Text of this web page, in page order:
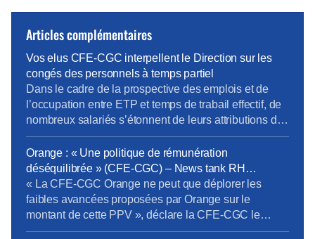
Articles complémentaires
Vos elus CFE-CGC interpellent le Direction sur les
congés des personnels à temps partiel
Dans le cadre de la prospective des emplois et de
l’occupation entre ETP et temps de trabail effectif, de
nombreux salariés s’étonnent de leurs attributions de
jour de congés. En effet pour pouvoir passer en temps
partiel, il est important d’en connaître toutes les règles
RH notamment les conséquences sur la paye, les
ICPC, la […]
Orange : « Une politique de rémunération
déséquilibrée » (CFE-CGC) – News tank RH
management
« La CFE-CGC Orange ne peut que déplorer les
faibles avancées proposées par Orange sur le
montant de cette PPV », déclare la CFE-CGC le
11/05/2026. L’organisation syndicale s’exprime au